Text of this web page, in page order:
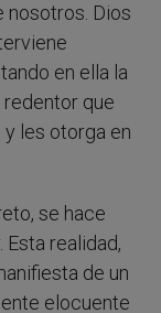
nosotros. Dios
en ella la
que
y les otorga en
se hace
realidad,
de un
elocuente